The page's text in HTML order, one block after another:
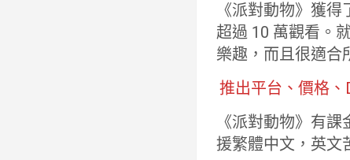
《派對動物》獲
超過 10 萬觀看。
樂趣，而且很適合
推出平台、價格、
《派對動物》有
援繁體中文，英文